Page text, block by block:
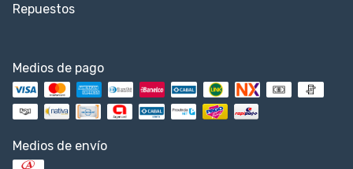
Repuestos
Medios de pago
Medios de envío